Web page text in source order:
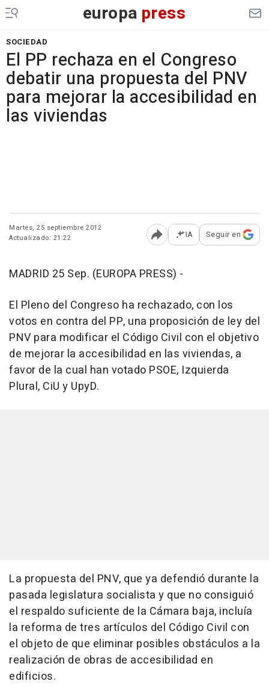
europa press
SOCIEDAD
El PP rechaza en el Congreso
debatir una propuesta del PNV
para mejorar la accesibilidad en
las viviendas
Martes, 25 septiembre 2012
Actualizado: 21:22
Abrir opciones para
IA Seguir en
MADRID 25 Sep. (EUROPA PRESS) -
El Pleno del Congreso ha rechazado, con los
votos en contra del PP, una proposición de ley del
PNV para modificar el Código Civil con el objetivo
de mejorar la accesibilidad en las viviendas, a
favor de la cual han votado PSOE, Izquierda
Plural, CiU y UpyD.
La propuesta del PNV, que ya defendió durante la
pasada legislatura socialista y que no consiguió
el respaldo suficiente de la Cámara baja, incluía
la reforma de tres artículos del Código Civil con
el objeto de que eliminar posibles obstáculos a la
realización de obras de accesibilidad en
edificios.